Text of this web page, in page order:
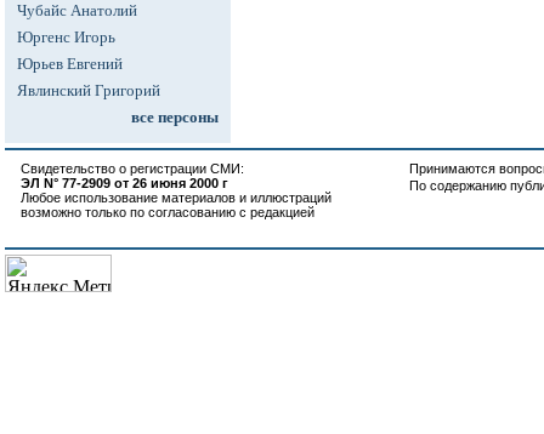
Чубайс Анатолий
Юргенс Игорь
Юрьев Евгений
Явлинский Григорий
все персоны
Свидетельство о регистрации СМИ:
ЭЛ N° 77-2909 от 26 июня 2000 г
Любое использование материалов и иллюстраций
возможно только по согласованию с редакцией
Принимаются
По содержанию